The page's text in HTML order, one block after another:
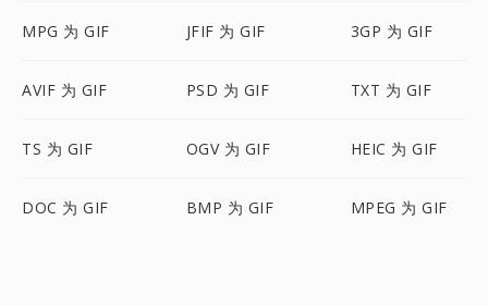
MPG 为 GIF JFIF 为 GIF 3GP 为 GIF
AVIF 为 GIF PSD 为 GIF TXT 为 GIF
TS 为 GIF OGV 为 GIF HEIC 为 GIF
DOC 为 GIF BMP 为 GIF MPEG 为 GIF